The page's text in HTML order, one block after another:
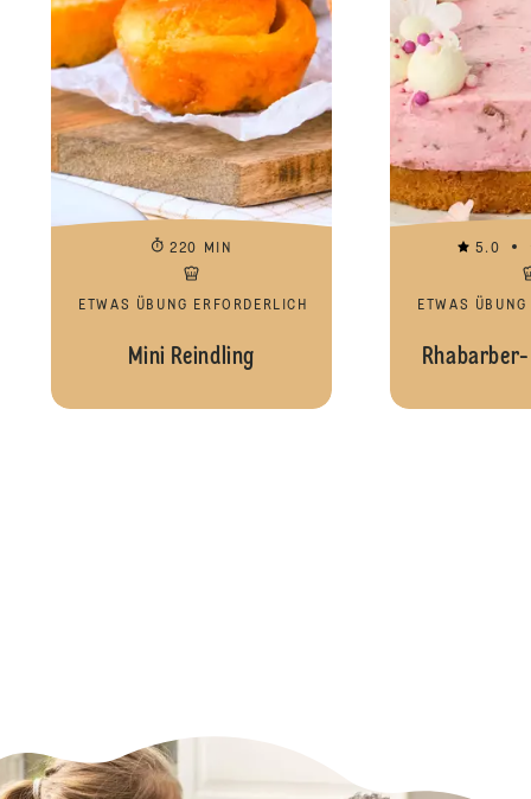
220 MIN
ETWAS ÜBUNG ERFORDERLICH
Mini Reindling
5.0
ETWAS